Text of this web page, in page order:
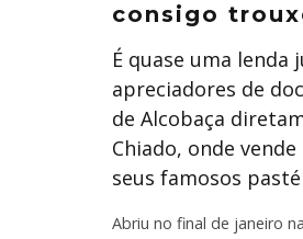
consigo
É quase uma lenda
apreciadores de
de Alcobaça
Chiado, onde
seus famosos
Abriu no final de janeiro